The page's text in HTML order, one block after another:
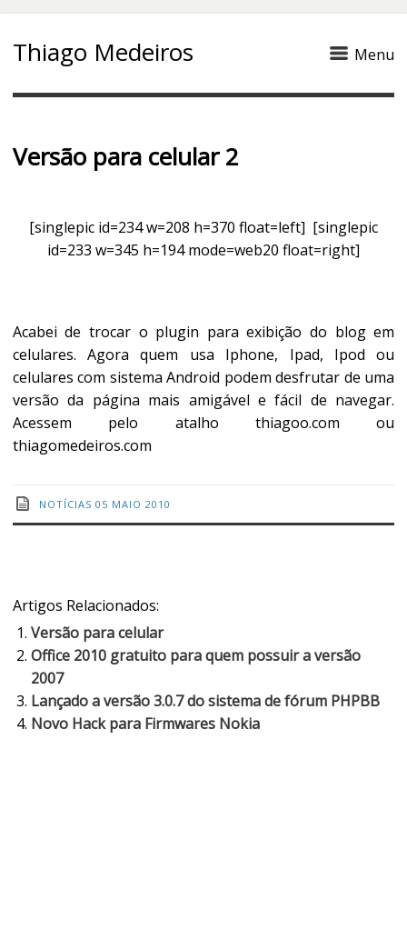
Thiago Medeiros Menu
Versão para celular 2
[singlepic id=234 w=208 h=370 float=left] [singlepic
id=233 w=345 h=194 mode=web20 float=right]
Acabei de trocar o plugin para exibição do blog em
celulares. Agora quem usa Iphone, Ipad, Ipod ou
celulares com sistema Android podem desfrutar de uma
versão da página mais amigável e fácil de navegar.
Acessem pelo atalho thiagoo.com ou
thiagomedeiros.com
NOTÍCIAS 05 MAIO 2010
Artigos Relacionados:
Versão para celular
Office 2010 gratuito para quem possuir a versão
2007
Lançado a versão 3.0.7 do sistema de fórum PHPBB
Novo Hack para Firmwares Nokia